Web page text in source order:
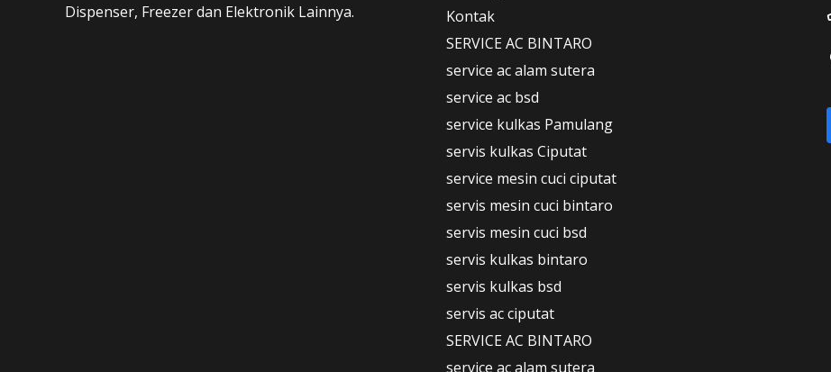
Dispenser, Freezer dan Elektronik Lainnya.
Kontak
SERVICE AC BINTARO
service ac alam sutera
service ac bsd
service kulkas Pamulang
servis kulkas Ciputat
service mesin cuci ciputat
servis mesin cuci bintaro
servis mesin cuci bsd
servis kulkas bintaro
servis kulkas bsd
servis ac ciputat
SERVICE AC BINTARO
service ac alam sutera